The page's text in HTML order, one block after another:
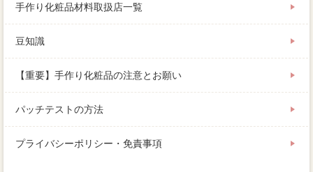
手作り化粧品材料取扱店一覧
豆知識
【重要】手作り化粧品の注意とお願い
パッチテストの方法
プライバシーポリシー・免責事項